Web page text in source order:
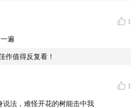
丹先生的夫人》阿尔贝·贝纳尔
1
遍
作值得反复看！
1
说法，难怪开花的树能击中我